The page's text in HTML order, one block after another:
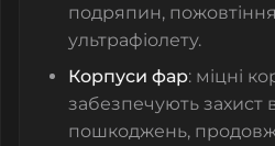
подряпин,
ультрафіолету.
Корпуси фар: міцні
забезпечують захист
пошкоджень,